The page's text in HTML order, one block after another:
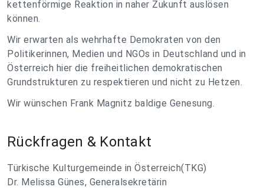
kettenförmige Reaktion in naher Zukunft auslösen
können.
Wir erwarten als wehrhafte Demokraten von den
Politikerinnen, Medien und NGOs in Deutschland und in
Österreich hier die freiheitlichen demokratischen
Grundstrukturen zu respektieren und nicht zu Hetzen.
Wir wünschen Frank Magnitz baldige Genesung.
Rückfragen & Kontakt
Türkische Kulturgemeinde in Österreich(TKG)
Dr. Melissa Günes, Generalsekretärin